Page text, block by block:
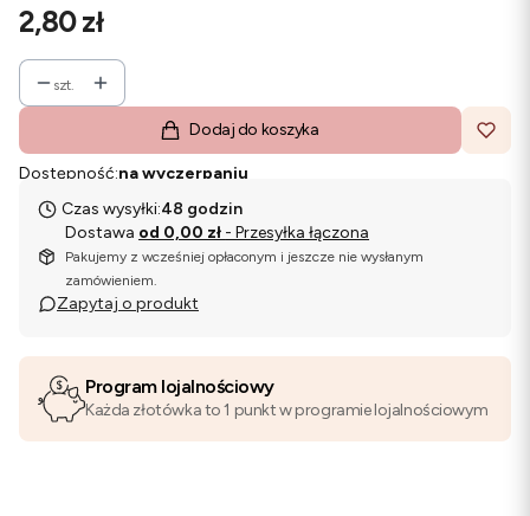
Cena
2,80 zł
szt.
Dodaj do koszyka
Dostępność:na wyczerpaniu
Czas wysyłki:48 godzin
Dostawa od 0,00 zł - Przesyłka łączona
Pakujemy z wcześniej opłaconym i jeszcze nie wysłanym
zamówieniem.
Zapytaj o produkt
Program lojalnościowy
Każda złotówka to 1 punkt w programie lojalnościowym